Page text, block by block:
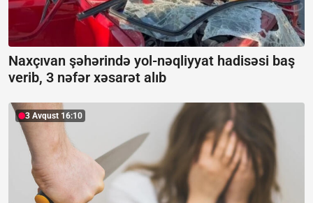
Naxçıvan şəhərində yol-nəqliyyat hadisəsi baş
verib, 3 nəfər xəsarət alıb
3 Avqust 16:10